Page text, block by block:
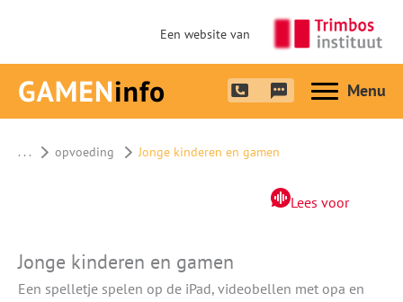
Een website van
. . . opvoeding Jonge kinderen en gamen
Lees voor
Jonge kinderen en gamen
Een spelletje spelen op de iPad, videobellen met opa en